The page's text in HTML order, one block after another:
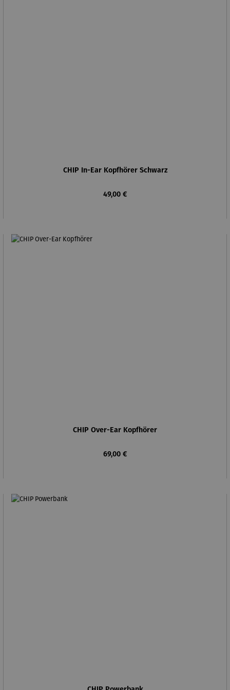
CHIP In-Ear Kopfhörer Schwarz
Regulärer Preis:
49,00 €
CHIP Over-Ear Kopfhörer
Regulärer Preis:
69,00 €